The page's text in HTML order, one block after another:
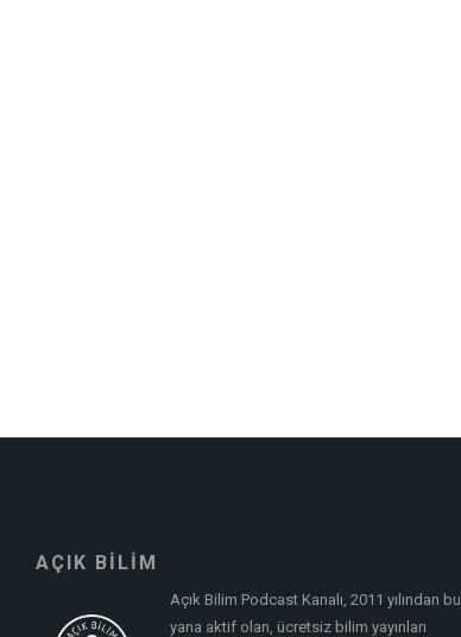
AÇIK BİLİM
Açık Bilim Podcast Kanalı, 2011 yılından bu
yana aktif olan, ücretsiz bilim yayınları